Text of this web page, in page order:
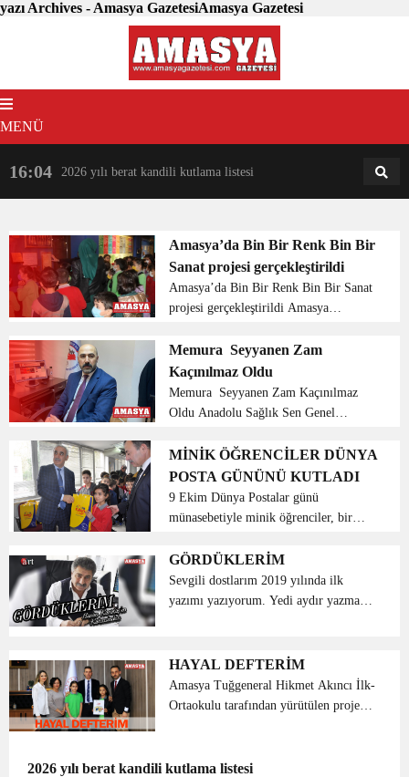
yazı Archives - Amasya GazetesiAmasya Gazetesi
MENÜ
16:04 2026 yılı berat kandili kutlama listesi 18:31
Amasya’da Bin Bir Renk Bin Bir
Sanat projesi gerçekleştirildi
Amasya’da Bin Bir Renk Bin Bir Sanat
projesi gerçekleştirildi Amasya
Renk Bin Bir Sanat’ projesi
gerçekleştirildi. Projenin amacı; çini,
dokuma, ebru, seramik...
Memura Seyyanen Zam
Kaçınılmaz Oldu
Memura Seyyanen Zam Kaçınılmaz
Oldu Anadolu Sağlık Sen Genel
gelirli kamu çalışanlarının ve
emeklilerinin yaşam şartlarının
ağırlaştığına dikkat çekerek, benzine
ve...
MİNİK ÖĞRENCİLER DÜNYA
POSTA GÜNÜNÜ KUTLADI
9 Ekim Dünya Postalar günü
münasebetiyle minik öğrenciler, bir
postacılara mektup yazdı. Zübeyde
Hanım Üçler İlkokulu 2/E ve 3/E sınıfı
öğrencileri, bir araya gele...
GÖRDÜKLERİM
Sevgili dostlarım 2019 yılında ilk
yazımı yazıyorum. Yedi aydır yazmaya
konu ile ilgili yazı yazmadım bunun da
bazı nedenleri var tab...
HAYAL DEFTERİM
Amasya Tuğgeneral Hikmet Akıncı İlk-
Ortaokulu tarafından yürütülen proje
Milli Eğitim Müdürü Doç. Dr. İlker
2026 yılı berat kandili kutlama listesi